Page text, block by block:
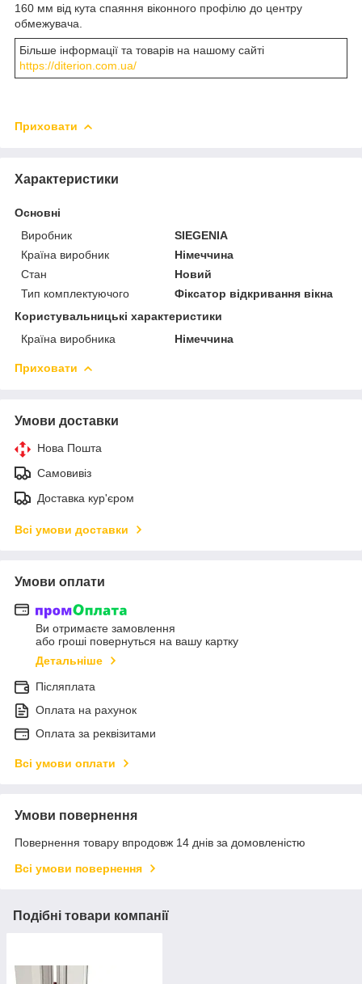
160 мм від кута спаяння віконного профілю до центру
обмежувача.
Більше інформації та товарів на нашому сайті
https://diterion.com.ua/
Приховати
Характеристики
Основні
Виробник
SIEGENIA
Країна виробник
Німеччина
Стан
Новий
Тип комплектуючого
Фіксатор відкривання вікна
Користувальницькі характеристики
Країна виробника
Німеччина
Приховати
Умови доставки
Нова Пошта
Самовивіз
Доставка кур'єром
Всі умови доставки
Умови оплати
Ви отримаєте замовлення
або гроші повернуться на вашу картку
Детальніше
Післяплата
Оплата на рахунок
Оплата за реквізитами
Всі умови оплати
Умови повернення
Повернення товару впродовж 14 днів за домовленістю
Всі умови повернення
Подібні товари компанії